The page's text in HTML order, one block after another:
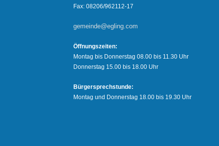
Fax: 08206/962112-17
gemeinde@egling.com
Öffnungszeiten:
Montag bis Donnerstag 08.00 bis 11.30 Uhr
Donnerstag 15.00 bis 18.00 Uhr
Bürgersprechstunde:
Montag und Donnerstag 18.00 bis 19.30 Uhr